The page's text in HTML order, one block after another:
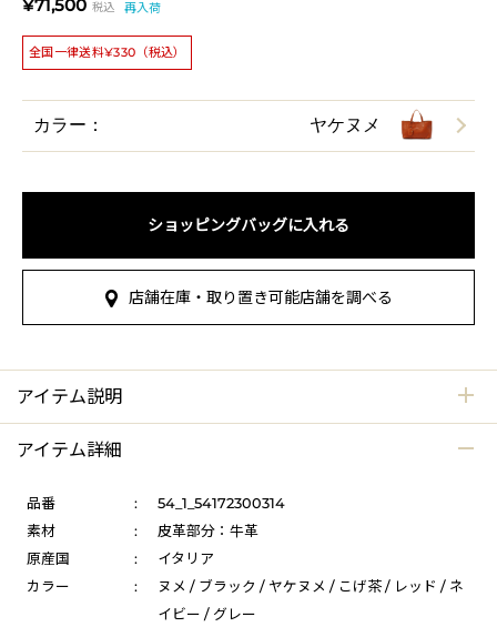
¥71,500 税込 再入荷
全国一律送料¥330（税込）
カラー： ヤケヌメ
ショッピングバッグに入れる
店舗在庫・取り置き可能店舗を調べる
アイテム説明
アイテム詳細
品番 :
54_1_54172300314
素材
:
皮革部分：牛革
原産国
:
イタリア
カラー
:
ヌメ / ブラック / ヤケヌメ / こげ茶 / レッド / ネ
イビー / グレー